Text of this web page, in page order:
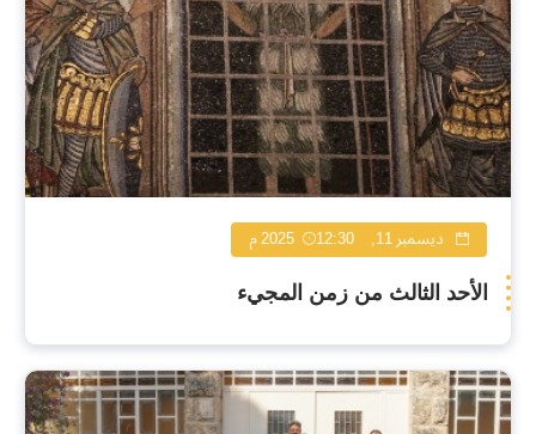
ديسمبر 11, 2025 12:30 م
الأحد الثالث من زمن المجيء